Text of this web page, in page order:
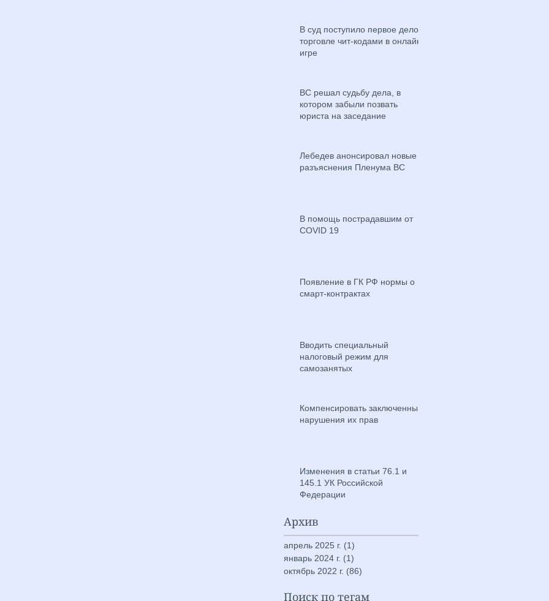
В суд поступило первое дело о
торговле чит-кодами в онлайн-
игре
ВС решал судьбу дела, в
котором забыли позвать
юриста на заседание
Лебедев анонсировал новые
разъяснения Пленума ВС
В помощь пострадавшим от
COVID 19
Появление в ГК РФ нормы о
смарт-контрактах
Вводить специальный
налоговый режим для
самозанятых
Компенсировать заключенным
нарушения их прав
Изменения в статьи 76.1 и
145.1 УК Российской
Федерации
Архив
апрель 2025 г. (1)
январь 2024 г. (1)
октябрь 2022 г. (86)
Поиск по тегам